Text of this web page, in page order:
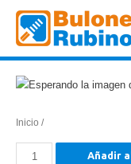
contenido
Inicio /
Cantidad Añadir